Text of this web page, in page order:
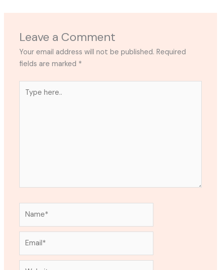
Leave a Comment
Your email address will not be published. Required
fields are marked *
here..